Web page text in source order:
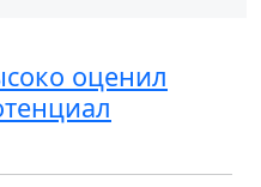
оценил